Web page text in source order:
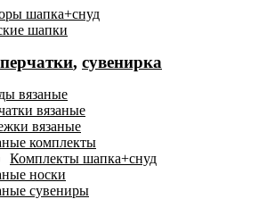
шапка+снуд
шапки
перчатки, сувенирка
вязаные
вязаные
вязаные
комплекты
Комплекты шапка+снуд
носки
сувениры